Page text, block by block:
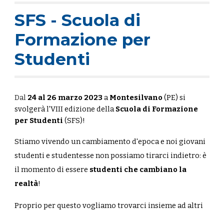
SFS - Scuola di
Formazione per
Studenti
Dal 24 al 26 marzo 2023 aMontesilvano (PE) si
svolgerà l'VIII edizione dellaScuola di Formazione
per Studenti (SFS)!
Stiamo vivendo un cambiamento d'epoca e noi giovani
studenti e studentesse non possiamo tirarci indietro: è
il momento di essere studenti che cambiano la
realtà!
Proprio per questo vogliamo trovarci insieme ad altri